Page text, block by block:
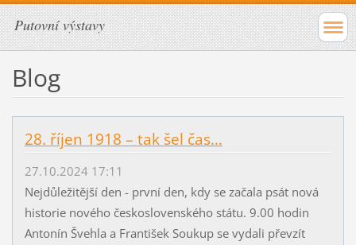
Putovní výstavy
Blog
28. říjen 1918 – tak šel čas…
27.10.2024 17:11
Nejdůležitější den - první den, kdy se začala psát nová
historie nového československého státu. 9.00 hodin
Antonín Švehla a František Soukup se vydali převzít